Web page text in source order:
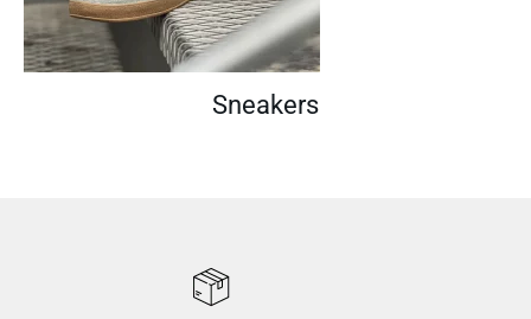
Sneakers